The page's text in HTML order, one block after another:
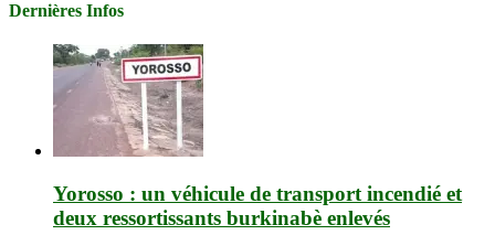
Dernières Infos
Yorosso : un véhicule de transport incendié et
deux ressortissants burkinabè enlevés